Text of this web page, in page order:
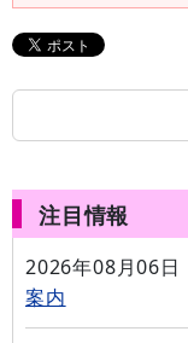
注目情報
2026年08月06日
案内